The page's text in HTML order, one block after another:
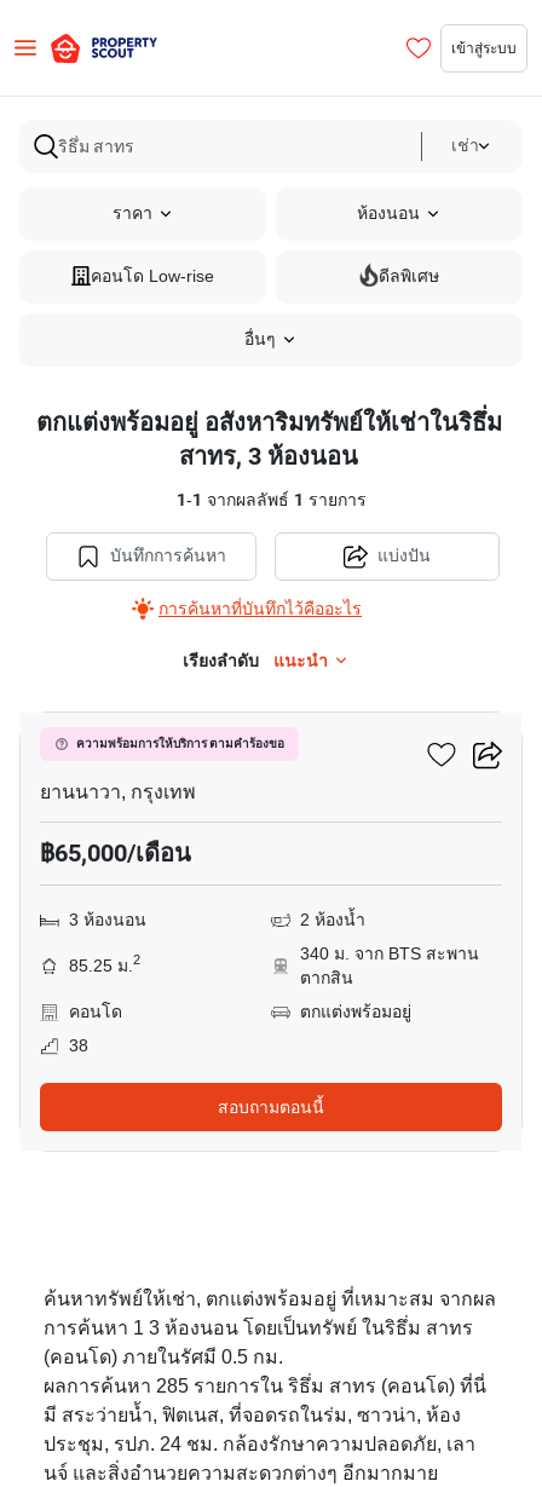
เข้าสู่ระบบ
เช่า
ราคา ห้องนอน
คอนโด Low-rise ดีลพิเศษ
อื่นๆ
ตกแต่งพร้อมอยู่ อสังหาริมทรัพย์ให้เช่าในริธึ่ม
สาทร, 3 ห้องนอน
1-1 จากผลลัพธ์ 1 รายการ
บันทึกการค้นหา
การค้นหาที่บันทึกไว้คืออะไร
แบ่งปัน
เรียงลำดับ แนะนำ
ความพร้อมการให้บริการ ตามคำร้องขอ
ริธึ่ม สาทร
ยานนาวา, กรุงเทพ
฿65,000/เดือน
3 ห้องนอน 2 ห้องน้ำ
85.25 ม.2
340 ม. จาก BTS สะพาน
ตากสิน
คอนโด
ตกแต่งพร้อมอยู่
38
สอบถามตอนนี้
ค้นหาทรัพย์ให้เช่า, ตกแต่งพร้อมอยู่ ที่เหมาะสม จากผล
การค้นหา 1 3 ห้องนอน โดยเป็นทรัพย์ ในริธึ่ม สาทร
(คอนโด) ภายในรัศมี 0.5 กม.
ผลการค้นหา 285 รายการใน ริธึ่ม สาทร (คอนโด) ที่นี่
มี สระว่ายน้ำ, ฟิตเนส, ที่จอดรถในร่ม, ซาวน่า, ห้อง
ประชุม, รปภ. 24 ชม. กล้องรักษาความปลอดภัย, เลา
นจ์ และสิ่งอำนวยความสะดวกต่างๆ อีกมากมาย